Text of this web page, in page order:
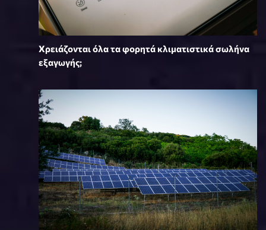
Χρειάζονται όλα τα φορητά κλιματιστικά σωλήνα
εξαγωγής;